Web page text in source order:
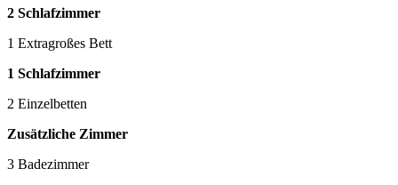
2 Schlafzimmer
1 Extragroßes Bett
1 Schlafzimmer
2 Einzelbetten
Zusätzliche Zimmer
3 Badezimmer